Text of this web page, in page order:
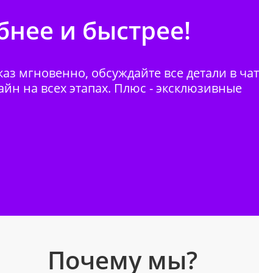
и быстрее!
мгновенно, обсуждайте все детали в
на всех этапах. Плюс - эксклюзивные
Почему мы?